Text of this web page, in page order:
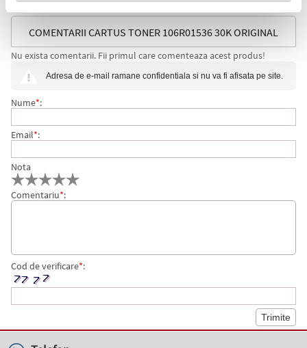
COMENTARII CARTUS TONER 106R01536 30K ORIGINAL
XEROX PHASER 4600
Nu exista comentarii. Fii primul care comenteaza acest produs!
Adresa de e-mail ramane confidentiala si nu va fi afisata pe site.
Nume*:
Email*:
Nota
Comentariu*:
Cod de verificare*: